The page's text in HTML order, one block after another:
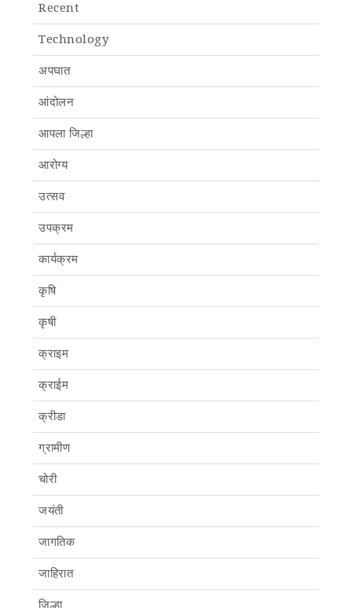
Recent
Technology
अपघात
आंदोलन
आपला जिल्हा
आरोग्य
उत्सव
उपक्रम
कार्यक्रम
कृषि
कृषी
क्राइम
क्राईम
क्रीडा
ग्रामीण
चोरी
जयंती
जागतिक
जाहिरात
जिल्हा